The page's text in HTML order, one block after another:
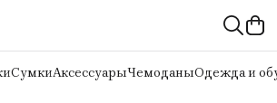
СумкиАксессуарыЧемоданыОдежда и